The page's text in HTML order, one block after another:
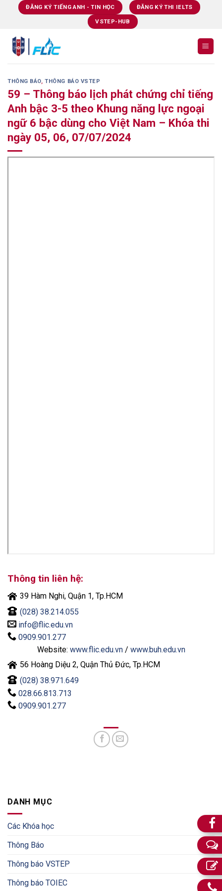
ĐĂNG KÝ TIẾNG ANH - TIN HỌC ĐĂNG KÝ THI IELTS
VSTEP-HUB
THÔNG BÁO,THÔNG BÁO VSTEP
59 – Thông báo lịch phát chứng chỉ tiếng
Anh bậc 3-5 theo Khung năng lực ngoại
ngữ 6 bậc dùng cho Việt Nam – Khóa thi
ngày 05, 06, 07/07/2024
Thông tin liên hệ:
39 Hàm Nghi, Quận 1, Tp.HCM
(028) 38.214.055
info@flic.edu.vn
0909.901.277
Website: www.flic.edu.vn/ www.buh.edu.vn
56 Hoàng Diệu 2, Quận Thủ Đức, Tp.HCM
(028) 38.971.649
028.66.813.713
0909.901.277
DANH MỤC
Các Khóa học
Thông Báo
Thông báo VSTEP
Thông báo TOIEC